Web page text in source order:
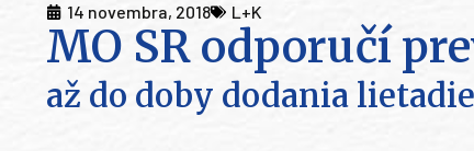
14 novembra, 2018 L+K
MO SR odporučí
až do doby dodania